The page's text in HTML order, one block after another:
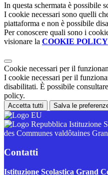
In questa schermata è possibile
I cookie necessari sono quelli
piattaforma e non è possibile
Per conoscere quali sono i
visionare la COOKIE POLICY
Cookie necessari per il
I cookie necessari per il
disabilitati. È possibile
policy.
Accetta tutti Salva le
Istituzione
des Communes valdôtaines
Contatti
Istituzione Scolastica Grand